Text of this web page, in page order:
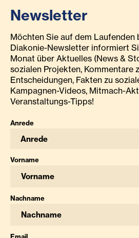
Newsletter
Möchten Sie auf dem Laufenden
Diakonie-Newsletter informiert
Monat über Aktuelles (News &
sozialen Projekten, Kommentare
Entscheidungen, Fakten zu
Kampagnen-Videos, Mitmach-
Veranstaltungs-Tipps!
Anrede
Anrede
Vorname
Nachname